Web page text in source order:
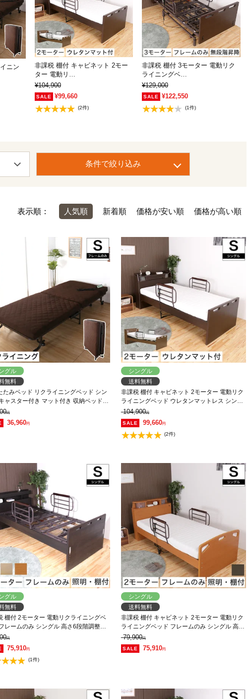
ニン
非課税 棚付 キャビネット 2モー
ター 電動リ…
¥104,900
¥99,660
(2件)
非課税 棚付 3モーター 電動リク
ライニングベ…
¥129,000
¥122,550
(1件)
条件で絞り込み
表示順： 人気順 新着順 価格が安い順 価格が高い順
グル
無料
たみベッド リクライニングベッド シン
ャスター付き マット付き 収納ベッド
350 シングルベッド ブラウン
円
36,960円
シングル
送料無料
非課税 棚付 キャビネット 2モーター 電動リク
ライニングベッド ウレタンマットレス シング
ル 高さ4段階調整 LED照明 コンセント付
104,900円
99,660円
(2件)
グル
無料
棚付 2モーター 電動リクライニングベ
レームのみ シングル 高さ6段階調整
明 コンセント付
円
75,910円
(1件)
シングル
送料無料
非課税 棚付 キャビネット 2モーター 電動リク
ライニングベッド フレームのみ シングル 高さ
4段階調整 照明 コンセント付
79,900円
75,910円